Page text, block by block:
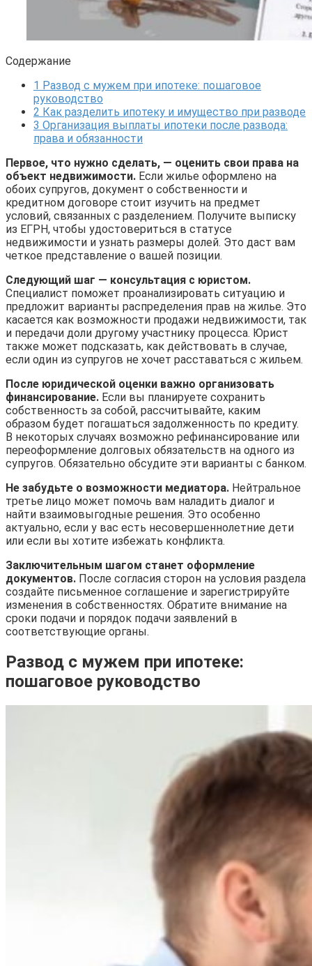
Содержание
1 Развод с мужем при ипотеке: пошаговое
руководство
2 Как разделить ипотеку и имущество при разводе
3 Организация выплаты ипотеки после развода:
права и обязанности
Первое, что нужно сделать, — оценить свои права на
объект недвижимости. Если жилье оформлено на
обоих супругов, документ о собственности и
кредитном договоре стоит изучить на предмет
условий, связанных с разделением. Получите выписку
из ЕГРН, чтобы удостовериться в статусе
недвижимости и узнать размеры долей. Это даст вам
четкое представление о вашей позиции.
Следующий шаг — консультация с юристом.
Специалист поможет проанализировать ситуацию и
предложит варианты распределения прав на жилье. Это
касается как возможности продажи недвижимости, так
и передачи доли другому участнику процесса. Юрист
также может подсказать, как действовать в случае,
если один из супругов не хочет расставаться с жильем.
После юридической оценки важно организовать
финансирование. Если вы планируете сохранить
собственность за собой, рассчитывайте, каким
образом будет погашаться задолженность по кредиту.
В некоторых случаях возможно рефинансирование или
переоформление долговых обязательств на одного из
супругов. Обязательно обсудите эти варианты с банком.
Не забудьте о возможности медиатора. Нейтральное
третье лицо может помочь вам наладить диалог и
найти взаимовыгодные решения. Это особенно
актуально, если у вас есть несовершеннолетние дети
или если вы хотите избежать конфликта.
Заключительным шагом станет оформление
документов. После согласия сторон на условия раздела
создайте письменное соглашение и зарегистрируйте
изменения в собственностях. Обратите внимание на
сроки подачи и порядок подачи заявлений в
соответствующие органы.
Развод с мужем при ипотеке:
пошаговое руководство